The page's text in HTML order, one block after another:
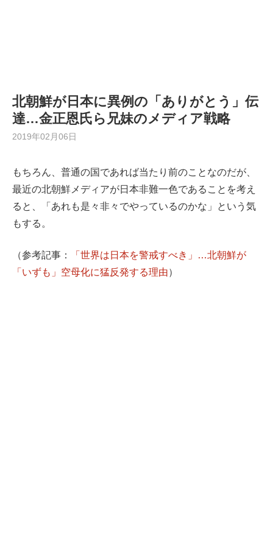
北朝鮮が日本に異例の「ありがとう」伝
達…金正恩氏ら兄妹のメディア戦略
2019年02月06日
もちろん、普通の国であれば当たり前のことなのだが、
最近の北朝鮮メディアが日本非難一色であることを考え
ると、「あれも是々非々でやっているのかな」という気
もする。
（参考記事：
「世界は日本を警戒すべき」…北朝鮮が
「いずも」空母化に猛反発する理由）